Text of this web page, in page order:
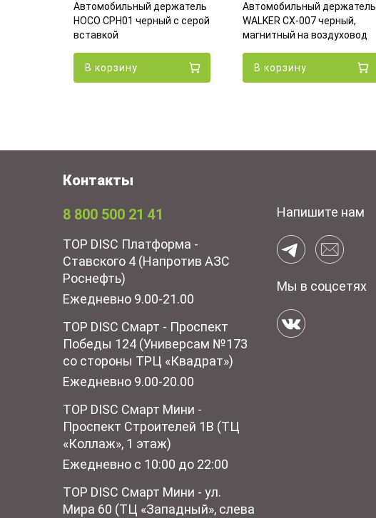
Автомобильный держатель
HOCO CPH01 черный с серой
вставкой
В корзину
Автомобильный держатель
WALKER CX-007 черный,
магнитный на воздуховод
В корзину
Контакты
8 800 500 21 41
TOP DISC Платформа -
Ставского 4 (Напротив АЗС
Роснефть)
Ежедневно 9.00-21.00
TOP DISC Смарт - Проспект
Победы 124 (Универсам №173
со стороны ТРЦ «Квадрат»)
Ежедневно 9.00-20.00
TOP DISC Смарт Мини -
Проспект Строителей 1В (ТЦ
«Коллаж», 1 этаж)
Ежедневно с 10:00 до 22:00
TOP DISC Смарт Мини - ул.
Мира 60 (ТЦ «Западный», слева
Напишите нам
Мы в соцсетях